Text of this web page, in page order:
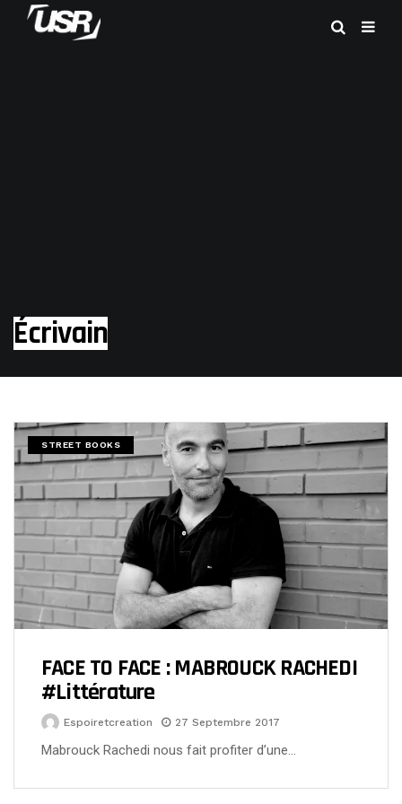
Écrivain
STREET BOOKS
FACE TO FACE : MABROUCK RACHEDI
#Littérature
Espoiretcreation 27 Septembre 2017
Mabrouck Rachedi nous fait profiter d’une…